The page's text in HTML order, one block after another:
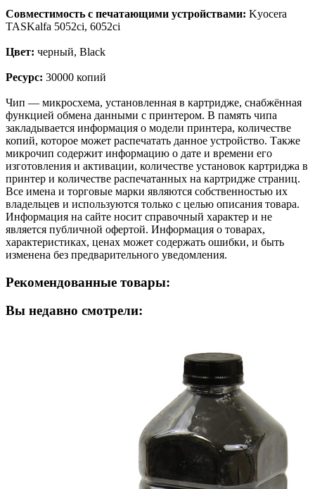
Совместимость с печатающими устройствами: Kyocera
TASKalfa 5052ci, 6052ci
Цвет: черный, Black
Ресурс: 30000 копий
Чип — микросхема, установленная в картридже, снабжённая
функцией обмена данными с принтером. В память чипа
закладывается информация о модели принтера, количестве
копий, которое может распечатать данное устройство. Также
микрочип содержит информацию о дате и времени его
изготовления и активации, количестве установок картриджа в
принтер и количестве распечатанных на картридже страниц.
Все имена и торговые марки являются собственностью их
владельцев и используются только с целью описания товара.
Информация на сайте носит справочный характер и не
является публичной офертой. Информация о товарах,
характеристиках, ценах может содержать ошибки, и быть
изменена без предварительного уведомления.
Рекомендованные товары:
Вы недавно смотрели: